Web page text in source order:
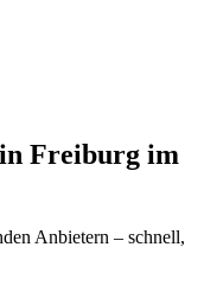
Freiburg im
Anbietern – schnell,